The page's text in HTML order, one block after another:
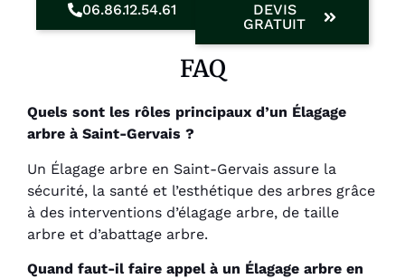
06.86.12.54.61
DEVIS
GRATUIT
FAQ
Quels sont les rôles principaux d’un Élagage
arbre à Saint-Gervais ?
Un Élagage arbre en Saint-Gervais assure la
sécurité, la santé et l’esthétique des arbres grâce
à des interventions d’élagage arbre, de taille
arbre et d’abattage arbre.
Quand faut-il faire appel à un Élagage arbre en